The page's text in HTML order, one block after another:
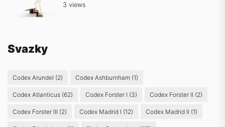
3 views
Svazky
Codex Arundel (2) Codex Ashburnham (1)
Codex Atlanticus (62) Codex Forster I (3) Codex Forster II (2)
Codex Forster III (2) Codex Madrid I (12) Codex Madrid II (1)